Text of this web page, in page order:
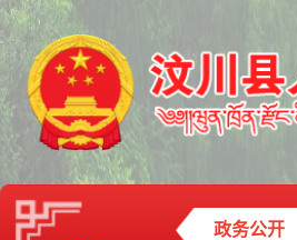
政务公开